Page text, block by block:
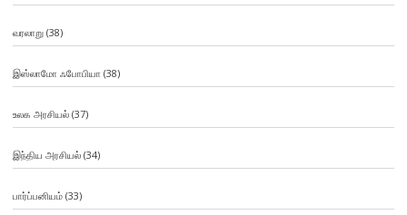
வரலாறு(38)
இஸ்லாமோ ஃபோபியா (38)
உலக அரசியல்(37)
இந்திய அரசியல்(34)
பார்ப்பனியம்(33)